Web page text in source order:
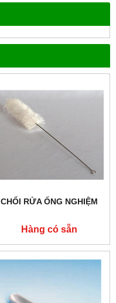
CHỔI RỬA ỐNG NGHIỆM
Hàng có sẵn